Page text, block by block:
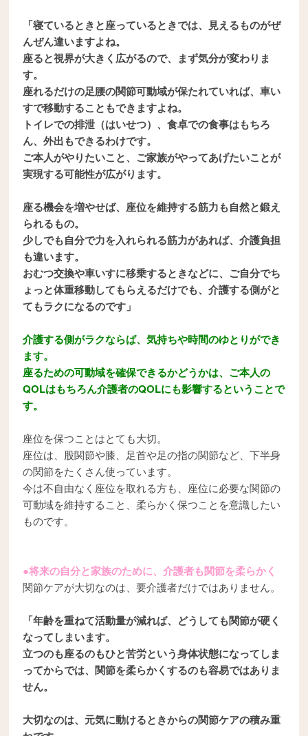
「寝ているときと座っているときでは、見えるものがぜ
んぜん違いますよね。
座ると視界が大きく広がるので、まず気分が変わりま
す。
座れるだけの足腰の関節可動域が保たれていれば、車い
すで移動することもできますよね。
トイレでの排泄（はいせつ）、食卓での食事はもちろ
ん、外出もできるわけです。
ご本人がやりたいこと、ご家族がやってあげたいことが
実現する可能性が広がります。
座る機会を増やせば、座位を維持する筋力も自然と鍛え
られるもの。
少しでも自分で力を入れられる筋力があれば、介護負担
も違います。
おむつ交換や車いすに移乗するときなどに、ご自分でち
ょっと体重移動してもらえるだけでも、介護する側がと
てもラクになるのです」
介護する側がラクならば、気持ちや時間のゆとりができ
ます。
座るための可動域を確保できるかどうかは、ご本人の
QOLはもちろん介護者のQOLにも影響するということで
す。
座位を保つことはとても大切。
座位は、股関節や膝、足首や足の指の関節など、下半身
の関節をたくさん使っています。
今は不自由なく座位を取れる方も、座位に必要な関節の
可動域を維持すること、柔らかく保つことを意識したい
ものです。
●将来の自分と家族のために、介護者も関節を柔らかく
関節ケアが大切なのは、要介護者だけではありません。
「年齢を重ねて活動量が減れば、どうしても関節が硬く
なってしまいます。
立つのも座るのもひと苦労という身体状態になってしま
ってからでは、関節を柔らかくするのも容易ではありま
せん。
大切なのは、元気に動けるときからの関節ケアの積み重